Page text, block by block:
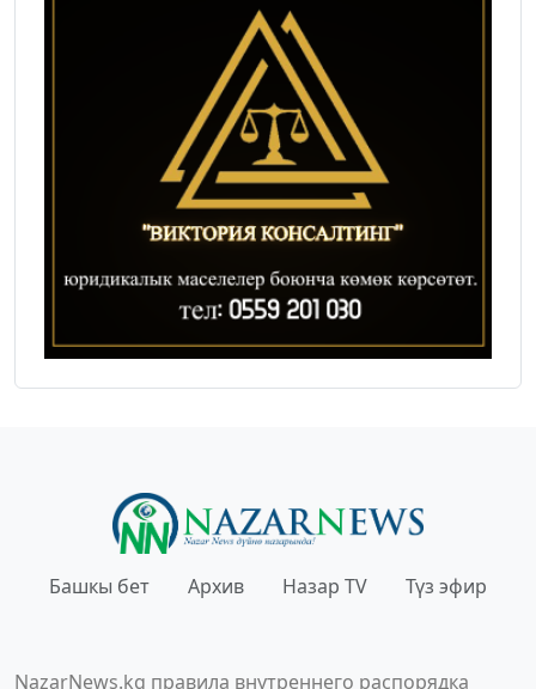
Башкы бет Архив Назар TV Түз эфир
NazarNews.kg правила внутреннего распорядка